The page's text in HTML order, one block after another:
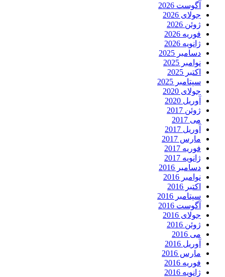
آگوست 2026
جولای 2026
ژوئن 2026
فوریه 2026
ژانویه 2026
دسامبر 2025
نوامبر 2025
اکتبر 2025
سپتامبر 2025
جولای 2020
آوریل 2020
ژوئن 2017
می 2017
آوریل 2017
مارس 2017
فوریه 2017
ژانویه 2017
دسامبر 2016
نوامبر 2016
اکتبر 2016
سپتامبر 2016
آگوست 2016
جولای 2016
ژوئن 2016
می 2016
آوریل 2016
مارس 2016
فوریه 2016
ژانویه 2016